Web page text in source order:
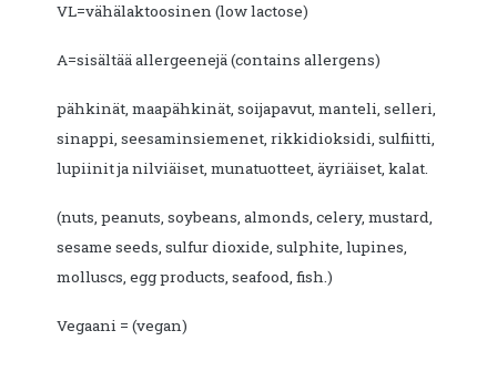
VL=vähälaktoosinen (low lactose)
A=sisältää allergeenejä (contains allergens)
pähkinät, maapähkinät, soijapavut, manteli, selleri,
sinappi, seesaminsiemenet, rikkidioksidi, sulfiitti,
lupiinit ja nilviäiset, munatuotteet, äyriäiset, kalat.
(nuts, peanuts, soybeans, almonds, celery, mustard,
sesame seeds, sulfur dioxide, sulphite, lupines,
molluscs, egg products, seafood, fish.)
Vegaani = (vegan)